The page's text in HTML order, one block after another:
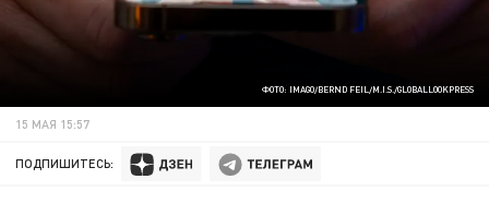
ФОТО: IMAGO/BERND FEIL/M.I.S./GLOBALLOOKPRESS
15 МАЯ 15:57
ПОДПИШИТЕСЬ: